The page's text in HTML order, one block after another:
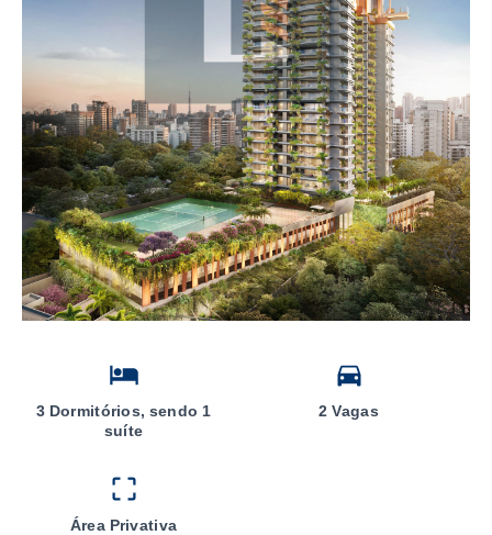
3 Dormitórios, sendo 1
suíte
2 Vagas
Área Privativa